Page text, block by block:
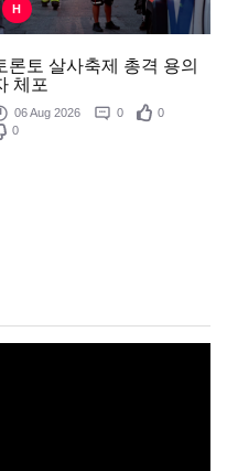
H
론토 살사축제 총격 용의
체포
06 Aug 2026 0
0
0